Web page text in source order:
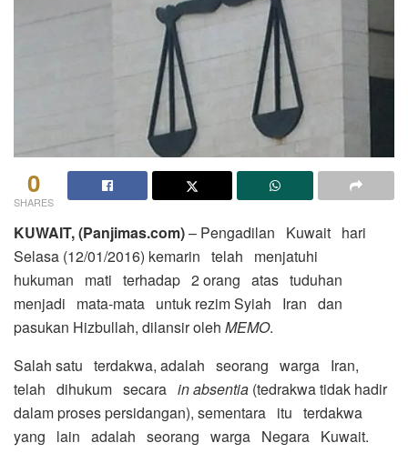
0
SHARES
KUWAIT, (Panjimas.com)– Pengadilan Kuwait hari
Selasa (12/01/2016) kemarin telah menjatuhi
hukuman mati terhadap 2 orang atas tuduhan
menjadi mata-mata untuk rezim Syiah Iran dan
pasukan Hizbullah, dilansir oleh MEMO.
Salah satu terdakwa, adalah seorang warga Iran,
telah dihukum secara in absentia (tedrakwa tidak hadir
dalam proses persidangan), sementara itu terdakwa
yang lain adalah seorang warga Negara Kuwait.